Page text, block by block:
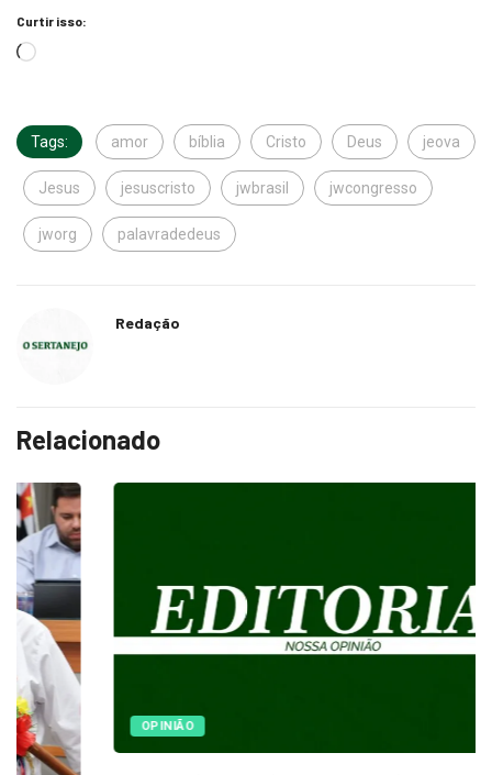
Curtir isso:
Tags: amor bíblia Cristo Deus jeova
Jesus jesuscristo jwbrasil jwcongresso
jworg palavradedeus
Redação
Relacionado
OPINIÃO